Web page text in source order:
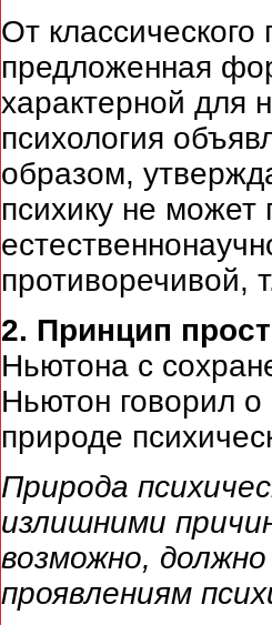
От
предложенная
характерной для
психология
образом,
психику не может
противоречивой,
2. Принцип
Ньютона с
Ньютон говорил
природе
Природа
излишними
возможно,
проявлениям